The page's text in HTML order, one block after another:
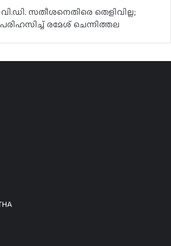
സതീശനെതിരെ തെളിവില്ല;
രമേശ് ചെന്നിത്തല